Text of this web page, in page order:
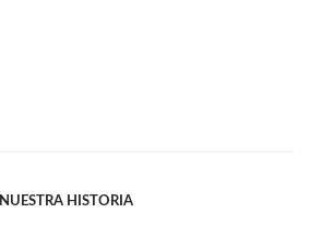
NUESTRA HISTORIA